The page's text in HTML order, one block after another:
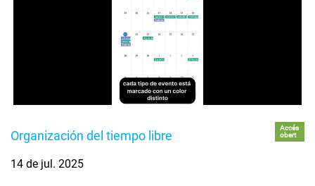
Organización del tiempo libre
Accés
obert
14 de jul. 2025